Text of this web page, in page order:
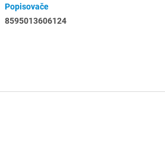
Popisovače
8595013606124